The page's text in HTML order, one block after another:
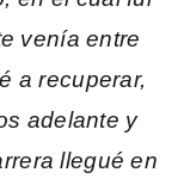
venía entre
a recuperar,
adelante y
llegué en